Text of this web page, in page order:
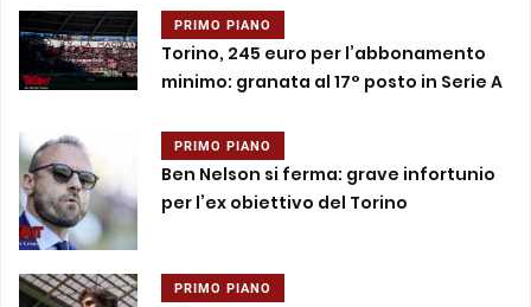
PRIMO PIANO
Torino, 245 euro per l’abbonamento
minimo: granata al 17° posto in Serie A
PRIMO PIANO
Ben Nelson si ferma: grave infortunio
per l’ex obiettivo del Torino
PRIMO PIANO